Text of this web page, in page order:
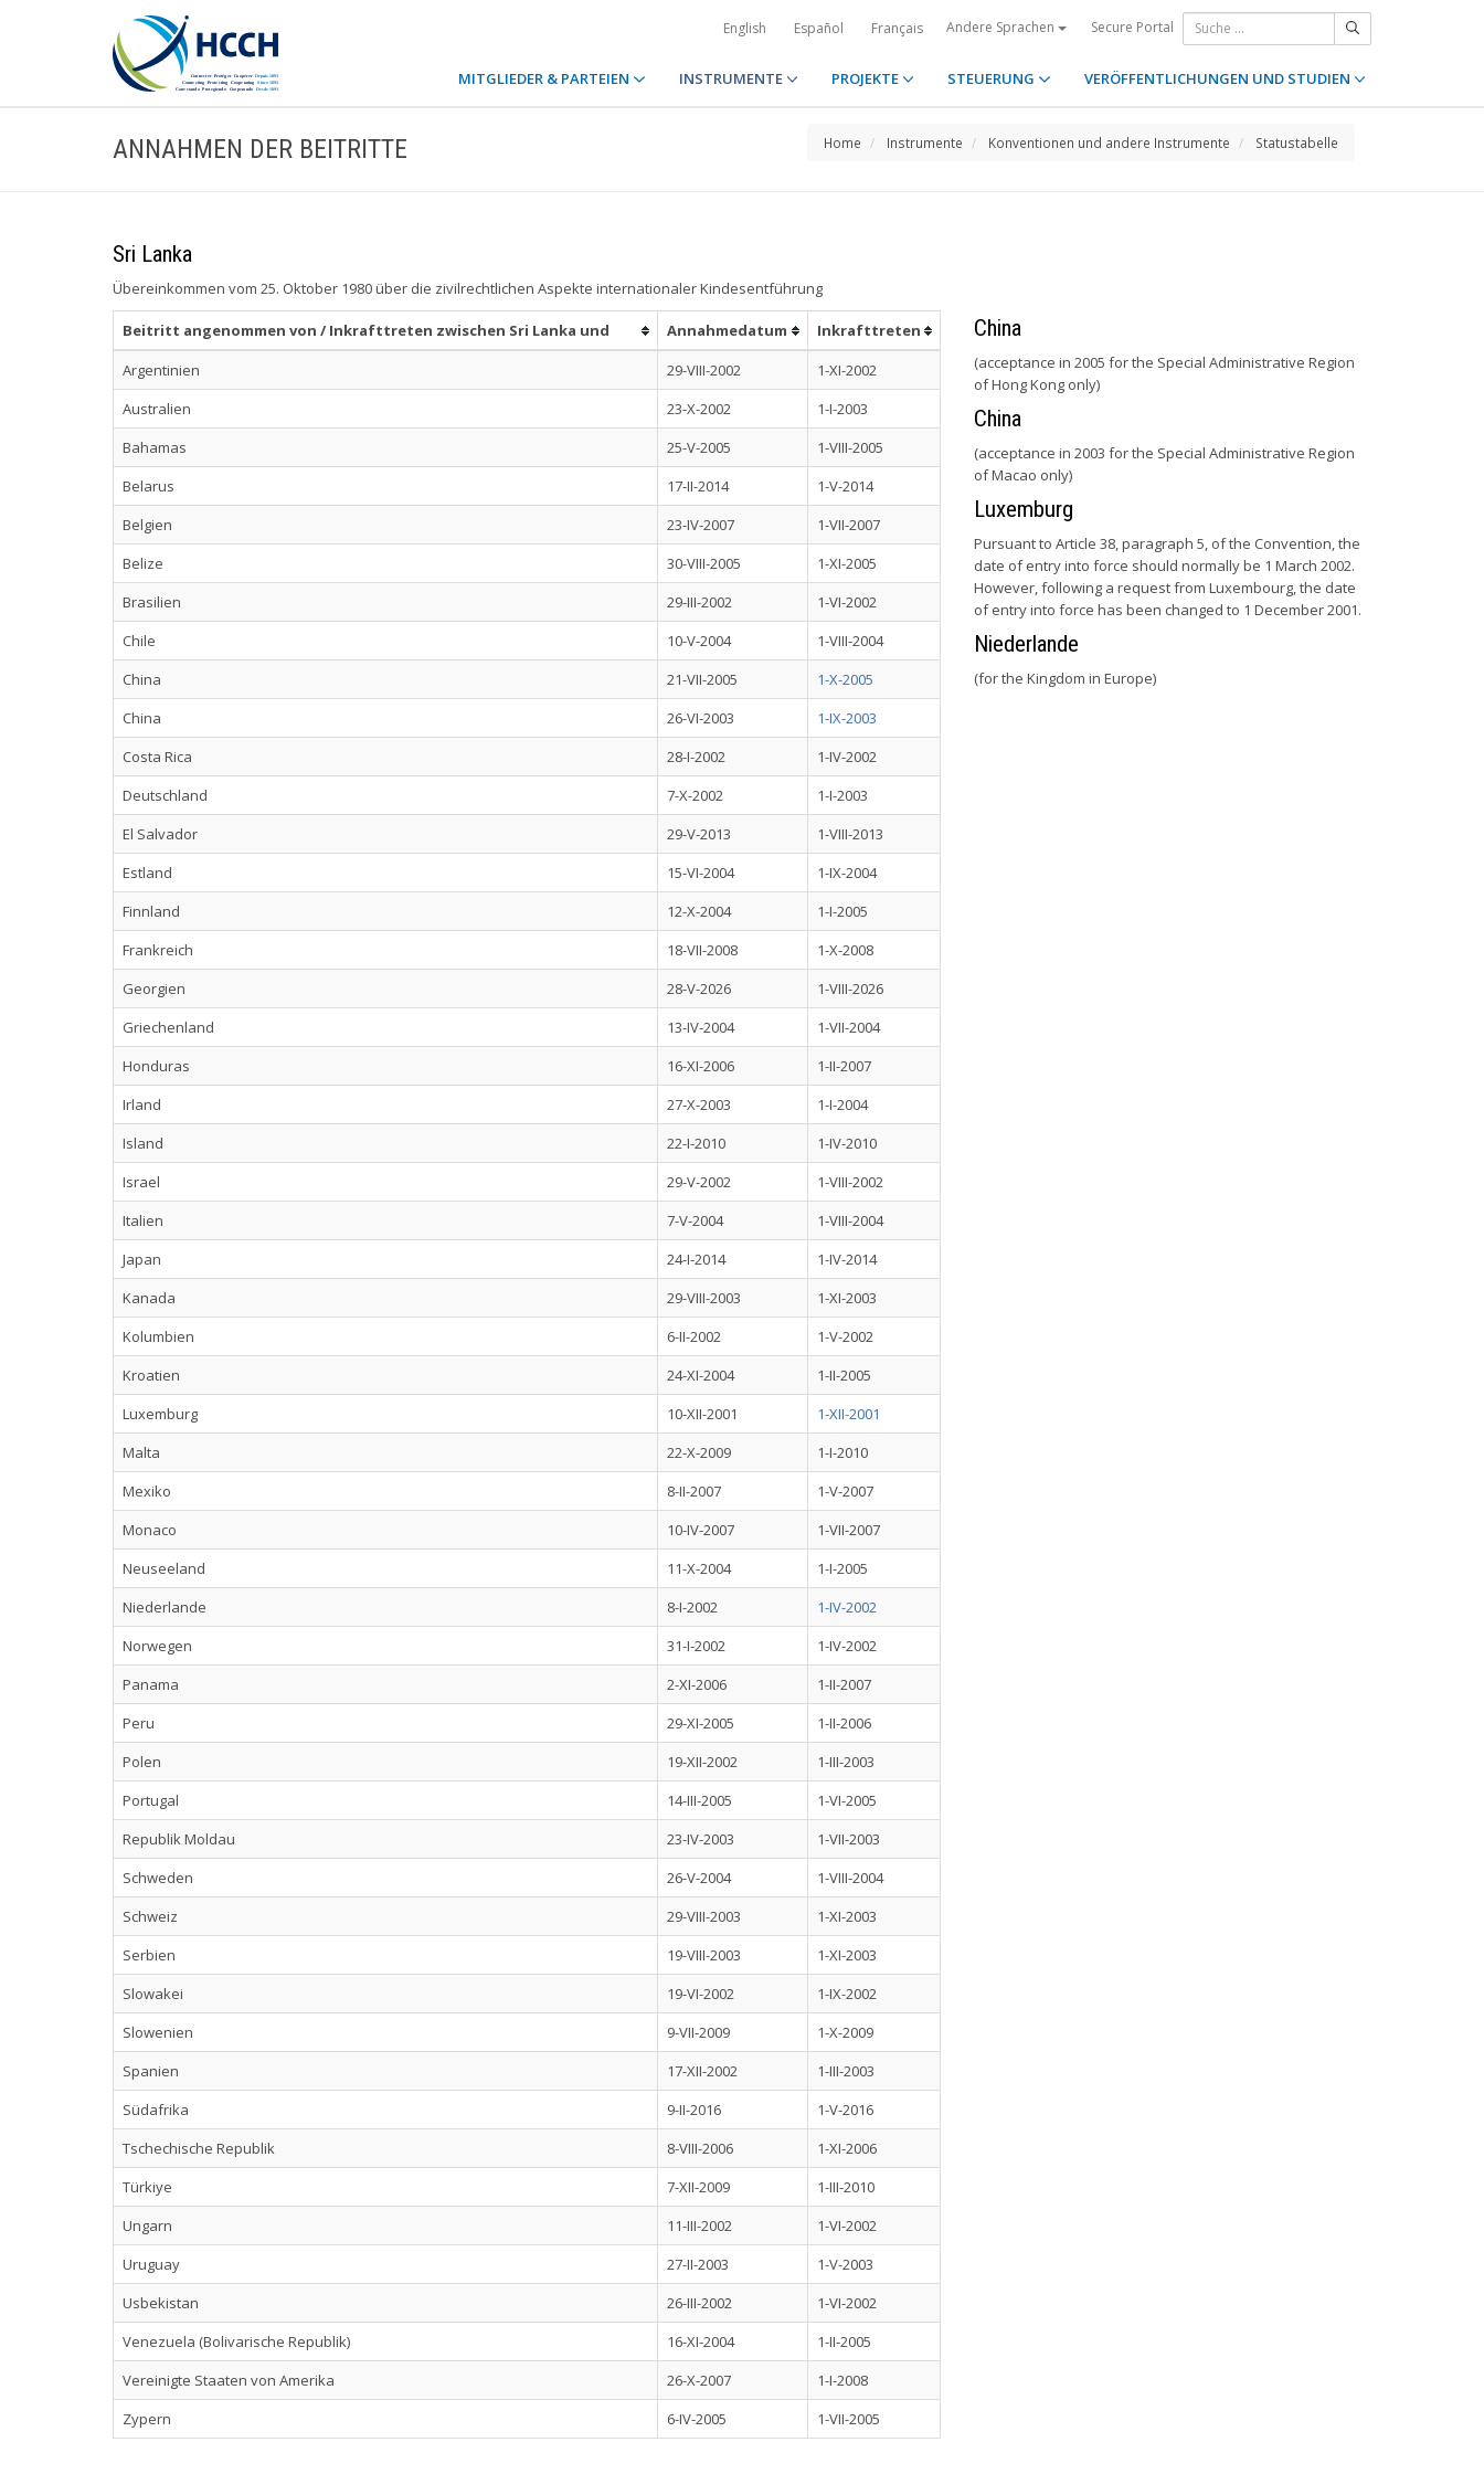
English Español Français Andere Sprachen Secure Portal
MITGLIEDER & PARTEIEN INSTRUMENTE PROJEKTE STEUERUNG VERÖFFENTLICHUNGEN UND STUDIEN
ANNAHMEN DER BEITRITTE Home Instrumente Konventionen und andere Instrumente Statustabelle
Sri Lanka
Übereinkommen vom 25. Oktober 1980 über die zivilrechtlichen Aspekte internationaler Kindesentführung
Beitritt angenommen von / Inkrafttreten zwischen Sri Lanka und Annahmedatum
Inkrafttreten
Argentinien
29-VIII-2002
1-XI-2002
Australien
23-X-2002
1-I-2003
Bahamas
25-V-2005
1-VIII-2005
Belarus
17-II-2014
1-V-2014
Belgien
23-IV-2007
1-VII-2007
Belize
30-VIII-2005
1-XI-2005
Brasilien
29-III-2002
1-VI-2002
Chile
10-V-2004
1-VIII-2004
China
21-VII-2005
1-X-2005
China
26-VI-2003
1-IX-2003
Costa Rica
28-I-2002
1-IV-2002
Deutschland
7-X-2002
1-I-2003
El Salvador
29-V-2013
1-VIII-2013
Estland
15-VI-2004
1-IX-2004
Finnland
12-X-2004
1-I-2005
Frankreich
18-VII-2008
1-X-2008
Georgien
28-V-2026
1-VIII-2026
Griechenland
13-IV-2004
1-VII-2004
Honduras
16-XI-2006
1-II-2007
Irland
27-X-2003
1-I-2004
Island
22-I-2010
1-IV-2010
Israel
29-V-2002
1-VIII-2002
Italien
7-V-2004
1-VIII-2004
Japan
24-I-2014
1-IV-2014
Kanada
29-VIII-2003
1-XI-2003
Kolumbien
6-II-2002
1-V-2002
Kroatien
24-XI-2004
1-II-2005
Luxemburg
10-XII-2001
1-XII-2001
Malta
22-X-2009
1-I-2010
Mexiko
8-II-2007
1-V-2007
Monaco
10-IV-2007
1-VII-2007
Neuseeland
11-X-2004
1-I-2005
Niederlande
8-I-2002
1-IV-2002
Norwegen
31-I-2002
1-IV-2002
Panama
2-XI-2006
1-II-2007
Peru
29-XI-2005
1-II-2006
Polen
19-XII-2002
1-III-2003
Portugal
14-III-2005
1-VI-2005
Republik Moldau
23-IV-2003
1-VII-2003
Schweden
26-V-2004
1-VIII-2004
Schweiz
29-VIII-2003
1-XI-2003
Serbien
19-VIII-2003
1-XI-2003
Slowakei
19-VI-2002
1-IX-2002
Slowenien
9-VII-2009
1-X-2009
Spanien
17-XII-2002
1-III-2003
Südafrika
9-II-2016
1-V-2016
Tschechische Republik
8-VIII-2006
1-XI-2006
Türkiye
7-XII-2009
1-III-2010
Ungarn
11-III-2002
1-VI-2002
Uruguay
27-II-2003
1-V-2003
Usbekistan
26-III-2002
1-VI-2002
Venezuela (Bolivarische Republik)
16-XI-2004
1-II-2005
Vereinigte Staaten von Amerika
26-X-2007
1-I-2008
Zypern
6-IV-2005 1-VII-2005
China
(acceptance in 2005 for the Special Administrative Region
of Hong Kong only)
China
(acceptance in 2003 for the Special Administrative Region
of Macao only)
Luxemburg
Pursuant to Article 38, paragraph 5, of the Convention, the
date of entry into force should normally be 1 March 2002.
However, following a request from Luxembourg, the date
of entry into force has been changed to 1 December 2001.
Niederlande
(for the Kingdom in Europe)